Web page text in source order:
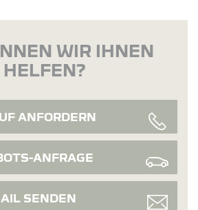
WIR IHNEN
HELFEN?
ANFORDERN
ANFRAGE
SENDEN